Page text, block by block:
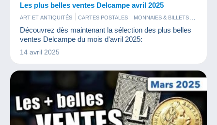
Les plus belles ventes Delcampe avril 2025
ART ET ANTIQUITÉS CARTES POSTALES
MONNAIES & BILLETS
PHOTOGRAPHIE
TIMBRES
Découvrez dès maintenant la sélection des plus belles
ventes Delcampe du mois d'avril 2025:
14 avril 2025